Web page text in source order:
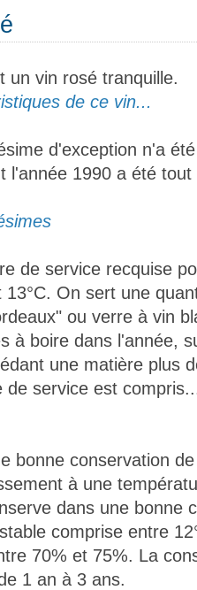
un vin rosé tranquille.
de ce vin...
d'exception n'a
l'année 1990 a été
de service recquise
13°C. On sert une
ou verre à vin
à boire dans l'année,
une matière plus
de service est
bonne conservation
à une
dans une bonne
comprise entre
70% et 75%. La
1 an à 3 ans.